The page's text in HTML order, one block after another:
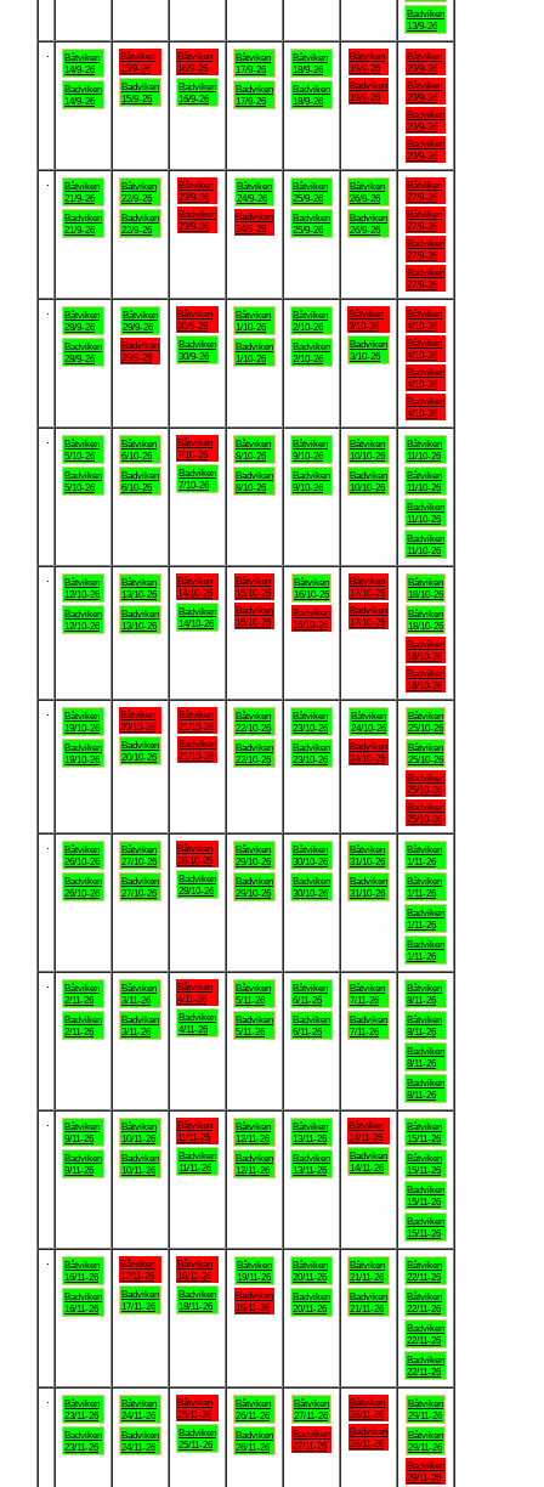
Badviken
13/9-26
Båtviken
14/9-26
Badviken
14/9-26
Båtviken
15/9-26
Badviken
15/9-26
Båtviken
16/9-26
Badviken
16/9-26
Båtviken
17/9-26
Badviken
17/9-26
Båtviken
18/9-26
Badviken
18/9-26
Båtviken
19/9-26
Badviken
19/9-26
Båtviken
20/9-26
Båtviken
20/9-26
Badviken
20/9-26
Badviken
20/9-26
Båtviken
21/9-26
Badviken
21/9-26
Båtviken
22/9-26
Badviken
22/9-26
Båtviken
23/9-26
Badviken
23/9-26
Båtviken
24/9-26
Badviken
24/9-26
Båtviken
25/9-26
Badviken
25/9-26
Båtviken
26/9-26
Badviken
26/9-26
Båtviken
27/9-26
Båtviken
27/9-26
Badviken
27/9-26
Badviken
27/9-26
Båtviken
28/9-26
Badviken
28/9-26
Båtviken
29/9-26
Badviken
29/9-26
Båtviken
30/9-26
Badviken
30/9-26
Båtviken
1/10-26
Badviken
1/10-26
Båtviken
2/10-26
Badviken
2/10-26
Båtviken
3/10-26
Badviken
3/10-26
Båtviken
4/10-26
Båtviken
4/10-26
Badviken
4/10-26
Badviken
4/10-26
Båtviken
5/10-26
Badviken
5/10-26
Båtviken
6/10-26
Badviken
6/10-26
Båtviken
7/10-26
Badviken
7/10-26
Båtviken
8/10-26
Badviken
8/10-26
Båtviken
9/10-26
Badviken
9/10-26
Båtviken
10/10-26
Badviken
10/10-26
Båtviken
11/10-26
Båtviken
11/10-26
Badviken
11/10-26
Badviken
11/10-26
Båtviken
12/10-26
Badviken
12/10-26
Båtviken
13/10-26
Badviken
13/10-26
Båtviken
14/10-26
Badviken
14/10-26
Båtviken
15/10-26
Badviken
15/10-26
Båtviken
16/10-26
Badviken
16/10-26
Båtviken
17/10-26
Badviken
17/10-26
Båtviken
18/10-26
Båtviken
18/10-26
Badviken
18/10-26
Badviken
18/10-26
Båtviken
19/10-26
Badviken
19/10-26
Båtviken
20/10-26
Badviken
20/10-26
Båtviken
21/10-26
Badviken
21/10-26
Båtviken
22/10-26
Badviken
22/10-26
Båtviken
23/10-26
Badviken
23/10-26
Båtviken
24/10-26
Badviken
24/10-26
Båtviken
25/10-26
Båtviken
25/10-26
Badviken
25/10-26
Badviken
25/10-26
Båtviken
26/10-26
Badviken
26/10-26
Båtviken
27/10-26
Badviken
27/10-26
Båtviken
28/10-26
Badviken
28/10-26
Båtviken
29/10-26
Badviken
29/10-26
Båtviken
30/10-26
Badviken
30/10-26
Båtviken
31/10-26
Badviken
31/10-26
Båtviken
1/11-26
Båtviken
1/11-26
Badviken
1/11-26
Badviken
1/11-26
Båtviken
2/11-26
Badviken
2/11-26
Båtviken
3/11-26
Badviken
3/11-26
Båtviken
4/11-26
Badviken
4/11-26
Båtviken
5/11-26
Badviken
5/11-26
Båtviken
6/11-26
Badviken
6/11-26
Båtviken
7/11-26
Badviken
7/11-26
Båtviken
8/11-26
Båtviken
8/11-26
Badviken
8/11-26
Badviken
8/11-26
Båtviken
9/11-26
Badviken
9/11-26
Båtviken
10/11-26
Badviken
10/11-26
Båtviken
11/11-26
Badviken
11/11-26
Båtviken
12/11-26
Badviken
12/11-26
Båtviken
13/11-26
Badviken
13/11-26
Båtviken
14/11-26
Badviken
14/11-26
Båtviken
15/11-26
Båtviken
15/11-26
Badviken
15/11-26
Badviken
15/11-26
Båtviken
16/11-26
Badviken
16/11-26
Båtviken
17/11-26
Badviken
17/11-26
Båtviken
18/11-26
Badviken
18/11-26
Båtviken
19/11-26
Badviken
19/11-26
Båtviken
20/11-26
Badviken
20/11-26
Båtviken
21/11-26
Badviken
21/11-26
Båtviken
22/11-26
Båtviken
22/11-26
Badviken
22/11-26
Badviken
22/11-26
Båtviken
23/11-26
Badviken
23/11-26
Båtviken
24/11-26
Badviken
24/11-26
Båtviken
25/11-26
Badviken
25/11-26
Båtviken
26/11-26
Badviken
26/11-26
Båtviken
27/11-26
Badviken
27/11-26
Båtviken
28/11-26
Badviken
28/11-26
Båtviken
29/11-26
Båtviken
29/11-26
Badviken
29/11-26